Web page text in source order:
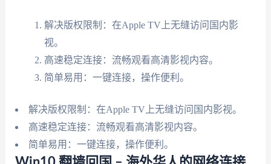
解决版权限制：在Apple TV上无缝访问国内影
视。
高速稳定连接：流畅观看高清影视内容。
简单易用：一键连接，操作便利。
解决版权限制：在Apple TV上无缝访问国内影视。
高速稳定连接：流畅观看高清影视内容。
简单易用：一键连接，操作便利。